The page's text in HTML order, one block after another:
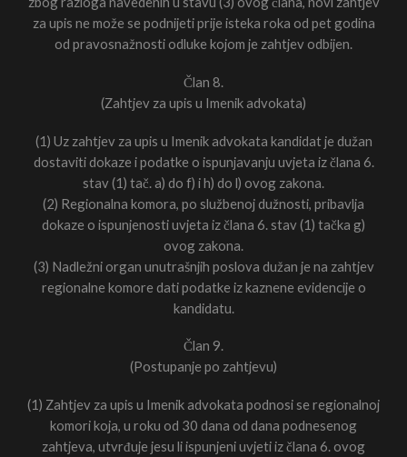
za upis ne može se podnijeti prije isteka roka od pet godina
od pravosnažnosti odluke kojom je zahtjev odbijen.
Član 8.
(Zahtjev za upis u Imenik advokata)
(1) Uz zahtjev za upis u Imenik advokata kandidat je dužan
dostaviti dokaze i podatke o ispunjavanju uvjeta iz člana 6.
stav (1) tač. a) do f) i h) do l) ovog zakona.
(2) Regionalna komora, po službenoj dužnosti, pribavlja
dokaze o ispunjenosti uvjeta iz člana 6. stav (1) tačka g)
ovog zakona.
(3) Nadležni organ unutrašnjih poslova dužan je na zahtjev
regionalne komore dati podatke iz kaznene evidencije o
kandidatu.
Član 9.
(Postupanje po zahtjevu)
(1) Zahtjev za upis u Imenik advokata podnosi se regionalnoj
komori koja, u roku od 30 dana od dana podnesenog
zahtjeva, utvrđuje jesu li ispunjeni uvjeti iz člana 6. ovog